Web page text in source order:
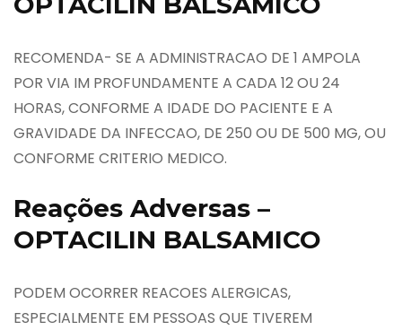
RECOMENDA- SE A ADMINISTRACAO DE 1 AMPOLA
POR VIA IM PROFUNDAMENTE A CADA 12 OU 24
HORAS, CONFORME A IDADE DO PACIENTE E A
GRAVIDADE DA INFECCAO, DE 250 OU DE 500 MG, OU
CONFORME CRITERIO MEDICO.
Reações Adversas –
OPTACILIN BALSAMICO
PODEM OCORRER REACOES ALERGICAS,
ESPECIALMENTE EM PESSOAS QUE TIVEREM